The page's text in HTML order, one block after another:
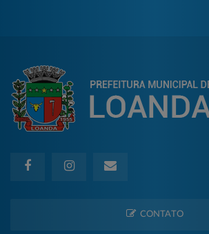
CONTATO